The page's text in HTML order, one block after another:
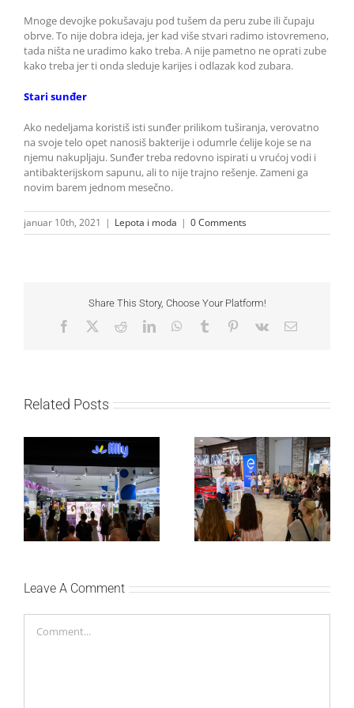
Mnoge devojke pokušavaju pod tušem da peru zube ili čupaju
obrve. To nije dobra ideja, jer kad više stvari radimo istovremeno,
tada ništa ne uradimo kako treba. A nije pametno ne oprati zube
kako treba jer ti onda sleduje karijes i odlazak kod zubara.
Stari sunđer
Ako nedeljama koristiš isti sunđer prilikom tuširanja, verovatno
na svoje telo opet nanosiš bakterije i odumrle ćelije koje se na
njemu nakupljaju. Sunđer treba redovno ispirati u vrućoj vodi i
antibakterijskom sapunu, ali to nije trajno rešenje. Zameni ga
novim barem jednom mesečno.
januar 10th, 2021 | Lepota i moda | 0 Comments
Share This Story, Choose Your Platform!
Facebook RedditLinkedInWhatsApp
Tumblr Pinterest
Vk Email
Related Posts
Lilly Drogerie i L’Oréal
Paris Elseve na
Festivalu nege kose
predstavili Collagen
Lifter liniju i popuste do
30 odsto
Lilly Drogerie proslavile
10. online rođendan,
uručile automobil
Citroën C3 i najavile
saradnju sa
šampionkom Andreom
Leave A Comment